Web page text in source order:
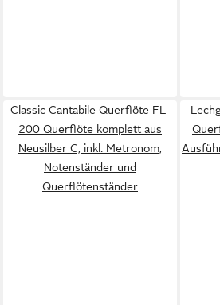
Classic Cantabile Querflöte FL-
200 Querflöte komplett aus
Neusilber C, inkl. Metronom,
Notenständer und
Querflötenständer